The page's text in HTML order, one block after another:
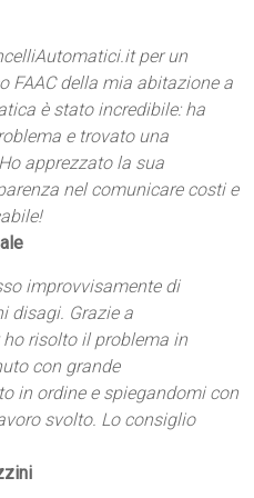
per un
FAAC della mia abitazione a
è stato incredibile: ha
e trovato una
apprezzato la sua
nel comunicare costi e
improvvisamente di
disagi. Grazie a
risolto il problema in
con grande
in ordine e spiegandomi con
svolto. Lo consiglio